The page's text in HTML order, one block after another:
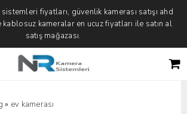
fiyatları, güvenlik kamerası satışı ahd
kablosuz kameralar en ucuz fiyatları ile satın al
satış mağazası.
» ev kamerası